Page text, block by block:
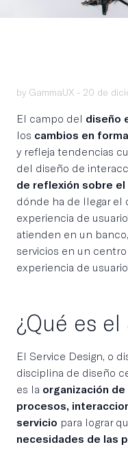
by GammaUX - 20 de
El campo del diseño
los cambios en
y refleja tendencias
del diseño de
de reflexión sobre el
dónde ha de llegar el
experiencia de
atienden en un
servicios en un
experiencia de
¿Qué es
El Service Design, o
disciplina de diseño
es la organización
procesos,
servicio para lograr
necesidades de las